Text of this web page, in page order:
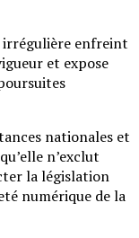
irrégulière enfreint
et expose
nationales et
n’exclut
la législation
numérique de la